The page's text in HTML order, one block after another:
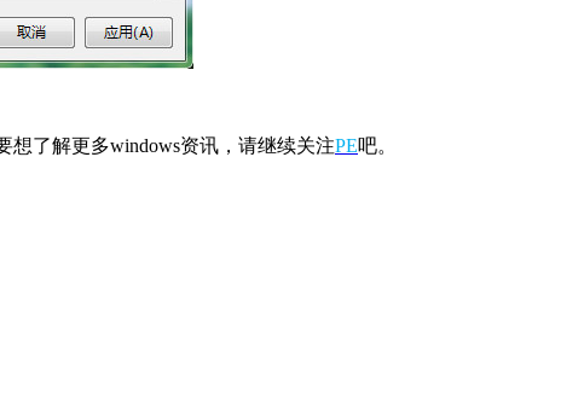
了解更多windows资讯，请继续关注PE吧。